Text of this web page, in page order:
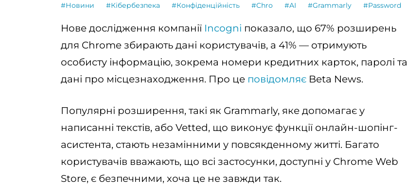
#Новини #Кібербезпека #Конфіденційність #Chro #AI #Grammarly #Password
Нове дослідження компанії Incogni показало, що 67% розширень
для Chrome збирають дані користувачів, а 41% — отримують
особисту інформацію, зокрема номери кредитних карток, паролі та
дані про місцезнаходження. Про це повідомляє Beta News.
Популярні розширення, такі як Grammarly, яке допомагає у
написанні текстів, або Vetted, що виконує функції онлайн-шопінг-
асистента, стають незамінними у повсякденному житті. Багато
користувачів вважають, що всі застосунки, доступні у Chrome Web
Store, є безпечними, хоча це не завжди так.